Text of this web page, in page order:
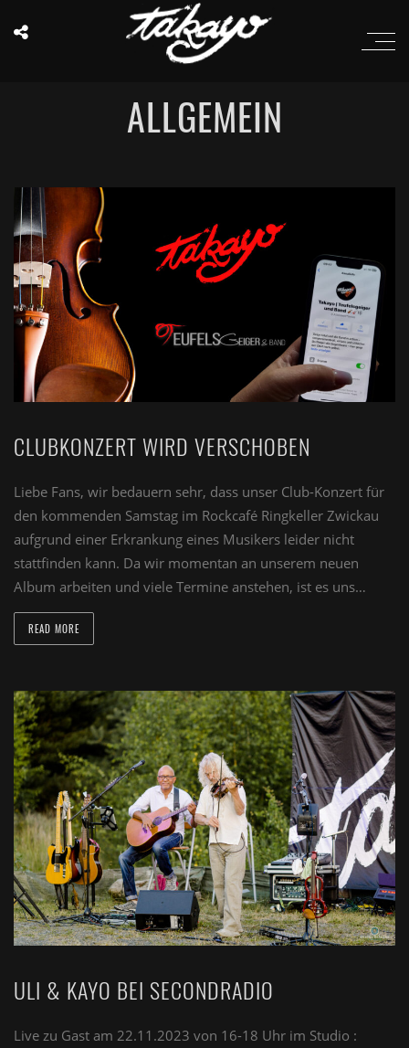
ALLGEMEIN
CLUBKONZERT WIRD VERSCHOBEN
Liebe Fans, wir bedauern sehr, dass unser Club-Konzert für
den kommenden Samstag im Rockcafé Ringkeller Zwickau
aufgrund einer Erkrankung eines Musikers leider nicht
stattfinden kann. Da wir momentan an unserem neuen
Album arbeiten und viele Termine anstehen, ist es uns…
READ MORE
ULI & KAYO BEI SECONDRADIO
Live zu Gast am 22.11.2023 von 16-18 Uhr im Studio :